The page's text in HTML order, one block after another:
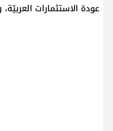
عودة الاستثمارات العربيّة،